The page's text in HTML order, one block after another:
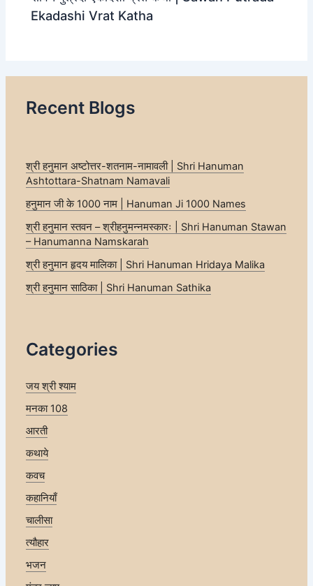
Ekadashi Vrat Katha
Recent Blogs
श्री हनुमान अष्टोत्तर-शतनाम-नामावली | Shri Hanuman
Ashtottara-Shatnam Namavali
हनुमान जी के 1000 नाम | Hanuman Ji 1000 Names
श्री हनुमान स्तवन – श्रीहनुमन्नमस्कारः | Shri Hanuman Stawan
– Hanumanna Namskarah
श्री हनुमान हृदय मालिका | Shri Hanuman Hridaya Malika
श्री हनुमान साठिका | Shri Hanuman Sathika
Categories
जय श्री श्याम
मनका 108
आरती
कथाये
कवच
कहानियाँ
चालीसा
त्यौहार
भजन